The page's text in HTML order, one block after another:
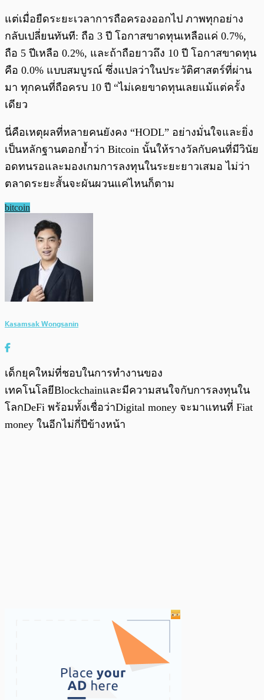
แต่เมื่อยืดระยะเวลาการถือครองออกไป ภาพทุกอย่าง
กลับเปลี่ยนทันที: ถือ 3 ปี โอกาสขาดทุนเหลือแค่ 0.7%,
ถือ 5 ปีเหลือ 0.2%, และถ้าถือยาวถึง 10 ปี โอกาสขาดทุน
คือ 0.0% แบบสมบูรณ์ ซึ่งแปลว่าในประวัติศาสตร์ที่ผ่าน
มา ทุกคนที่ถือครบ 10 ปี “ไม่เคยขาดทุนเลยแม้แต่ครั้ง
เดียว
นี่คือเหตุผลที่หลายคนยังคง “HODL” อย่างมั่นใจและยิ่ง
เป็นหลักฐานตอกย้ำว่า Bitcoin นั้นให้รางวัลกับคนที่มีวินัย
อดทนรอและมองเกมการลงทุนในระยะยาวเสมอ ไม่ว่า
ตลาดระยะสั้นจะผันผวนแค่ไหนก็ตาม
bitcoin
Kasamsak Wongsanin
เด็กยุคใหม่ที่ชอบในการทำงานของ
เทคโนโลยีBlockchainและมีความสนใจกับการลงทุนใน
โลกDeFi พร้อมทั้งเชื่อว่าDigital money จะมาแทนที่ Fiat
money ในอีกไม่กี่ปีข้างหน้า